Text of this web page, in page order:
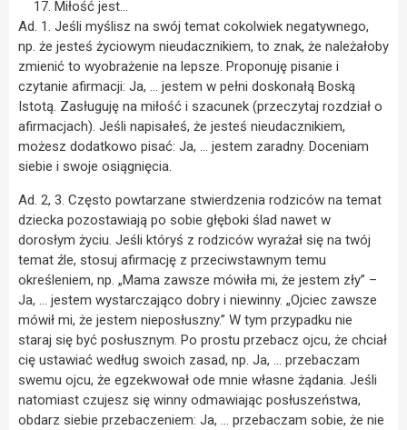
Miłość jest…
Ad. 1. Jeśli myślisz na swój temat cokolwiek negatywnego,
np. że jesteś życiowym nieudacznikiem, to znak, że należałoby
zmienić to wyobrażenie na lepsze. Proponuję pisanie i
czytanie afirmacji: Ja, … jestem w pełni doskonałą Boską
Istotą. Zasługuję na miłość i szacunek (przeczytaj rozdział o
afirmacjach). Jeśli napisałeś, że jesteś nieudacznikiem,
możesz dodatkowo pisać: Ja, … jestem zaradny. Doceniam
siebie i swoje osiągnięcia.
Ad. 2, 3. Często powtarzane stwierdzenia rodziców na temat
dziecka pozostawiają po sobie głęboki ślad nawet w
dorosłym życiu. Jeśli któryś z rodziców wyrażał się na twój
temat źle, stosuj afirmację z przeciwstawnym temu
określeniem, np. „Mama zawsze mówiła mi, że jestem zły” –
Ja, … jestem wystarczająco dobry i niewinny. „Ojciec zawsze
mówił mi, że jestem nieposłuszny.” W tym przypadku nie
staraj się być posłusznym. Po prostu przebacz ojcu, że chciał
cię ustawiać według swoich zasad, np. Ja, … przebaczam
swemu ojcu, że egzekwował ode mnie własne żądania. Jeśli
natomiast czujesz się winny odmawiając posłuszeństwa,
obdarz siebie przebaczeniem: Ja, … przebaczam sobie, że nie